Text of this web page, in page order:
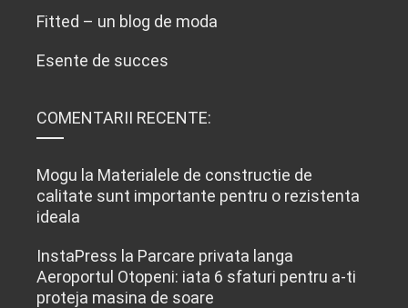
Fitted – un blog de moda
Esente de succes
COMENTARII RECENTE:
Mogu la Materialele de constructie de
calitate sunt importante pentru o rezistenta
ideala
InstaPress la Parcare privata langa
Aeroportul Otopeni: iata 6 sfaturi pentru a-ti
proteja masina de soare